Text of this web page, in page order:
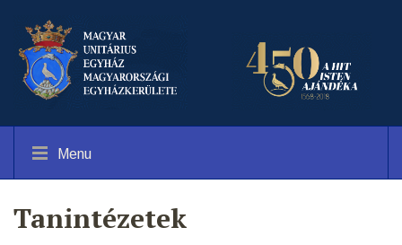
Menu
Tanintézetek